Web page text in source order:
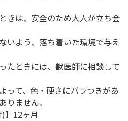
きは、安全のため大人が立ち会
いよう、落ち着いた環境で与え
たときには、獣医師に相談して
って、色・硬さにバラつきがあ
りません。
)】12ヶ月